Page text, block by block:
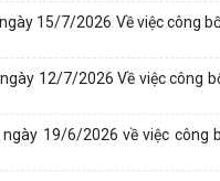
15/7/2026 Về việc công
12/7/2026 Về việc công
ngày 19/6/2026 về việc